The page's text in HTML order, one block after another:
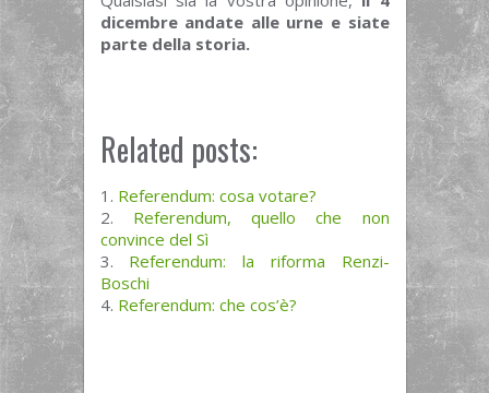
dicembre andate alle urne e siate
parte della storia.
Related posts:
Referendum: cosa votare?
Referendum, quello che non
convince del Sì
Referendum: la riforma Renzi-
Boschi
Referendum: che cos’è?